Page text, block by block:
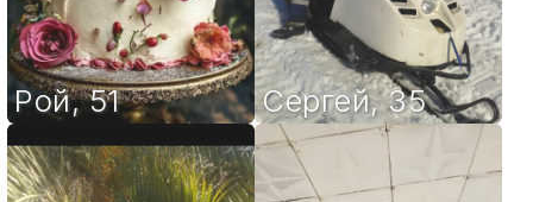
Рой,51 Сергей,35